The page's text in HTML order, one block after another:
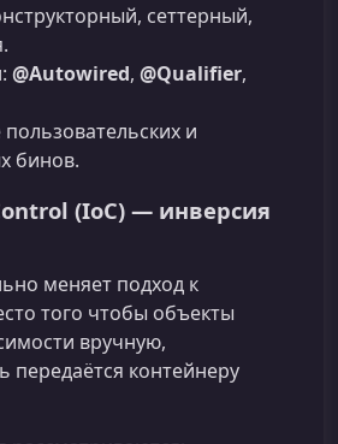
сеттерный,
@Autowired, @Qualifier,
и
бинов.
(IoC) — инверсия
меняет подход к
того чтобы объекты
вручную,
передаётся контейнеру